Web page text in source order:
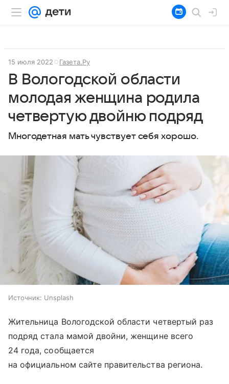
15 июля 2022 Газета.Ру
В Вологодской области
молодая женщина родила
четвертую двойню подряд
Многодетная мать чувствует себя хорошо.
Источник: Unsplash
Жительница Вологодской области четвертый раз
подряд стала мамой двойни, женщине всего
24 года, сообщается
на официальном сайте правительства региона.